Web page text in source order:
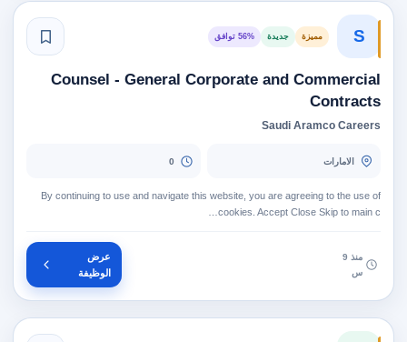
S مميزة جديدة 56% توافق
Counsel - General Corporate and Commercial
Contracts
Saudi Aramco Careers
الامارات 0
By continuing to use and navigate this website, you are agreeing to the use of
cookies. Accept Close Skip to main c…
منذ 9
س
عرض
الوظيفة